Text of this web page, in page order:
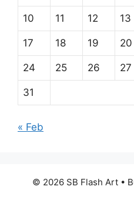
10 11 12 13
17 18 19 20
24 25 26 27
31
« Feb
© 2026 SB Flash Art•